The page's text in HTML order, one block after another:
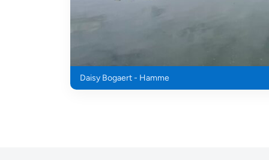
Daisy Bogaert - Hamme